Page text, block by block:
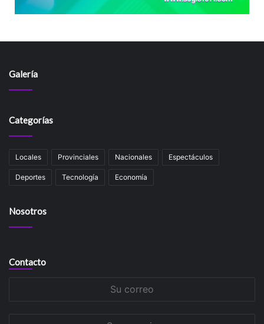
Galería
Categorías
Locales Provinciales Nacionales Espectáculos
Deportes Tecnología Economía
Nosotros
Contacto